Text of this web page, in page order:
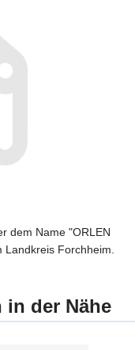
dem Name "ORLEN
Forchheim.
in der Nähe